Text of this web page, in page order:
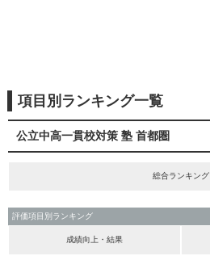
項目別ランキング一覧
公立中高一貫校対策 塾 首都圏
総合ランキング
評価項目別ランキング
成績向上・結果